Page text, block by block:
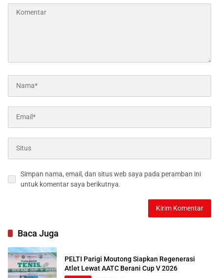
Simpan nama, email, dan situs web saya pada peramban ini
untuk komentar saya berikutnya.
Baca Juga
PELTI Parigi Moutong Siapkan Regenerasi
Atlet Lewat AATC Berani Cup V 2026